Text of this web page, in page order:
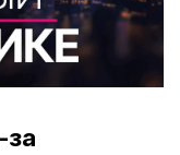
за